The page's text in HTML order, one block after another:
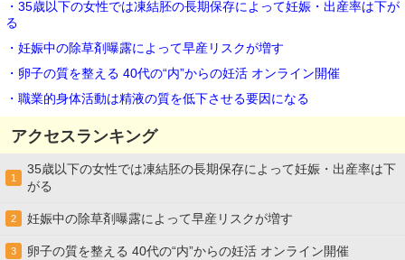
・35歳以下の女性では凍結胚の長期保存によって妊娠・出産率は下が
る
・妊娠中の除草剤曝露によって早産リスクが増す
・卵子の質を整える 40代の“内”からの妊活 オンライン開催
・職業的身体活動は精液の質を低下させる要因になる
アクセスランキング
1
35歳以下の女性では凍結胚の長期保存によって妊娠・出産率は下
がる
2 妊娠中の除草剤曝露によって早産リスクが増す
3 卵子の質を整える 40代の“内”からの妊活 オンライン開催